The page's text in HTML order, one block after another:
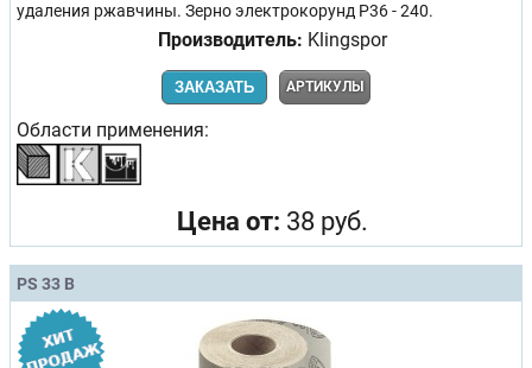
удаления ржавчины. Зерно электрокорунд Р36 - 240.
Производитель: Klingspor
ЗАКАЗАТЬ АРТИКУЛЫ
Области применения:
Цена от: 38 руб.
PS 33 B